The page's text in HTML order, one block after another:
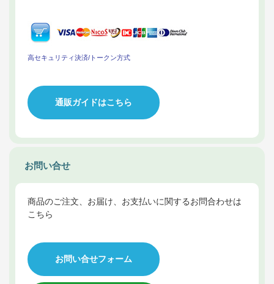
高セキュリティ決済/トークン方式
通販ガイドはこちら
お問い合せ
商品のご注文、お届け、お支払いに関するお問合わせは
こちら
お問い合せフォーム